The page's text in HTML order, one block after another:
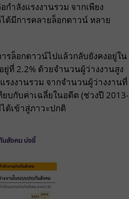
ำลังแรงงานรวม จากเพียง
ด้มีการคลายล็อกดาวน์ หลาย
รล็อกดาวน์ไปแล้วกลับยังคงอยู่ใน
ที่ 2.2% ด้วยจำนวนผู้ว่างงานสูง
งงานรวม จากจำนวนผู้ว่างงานที่
บกับค่าเฉลี่ยในอดีต (ช่วงปี 2013-
ด้เข้าสู่ภาวะปกติ